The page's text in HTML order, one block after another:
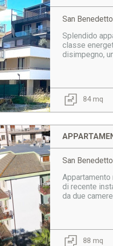
San
Splendido
classe
disimpegno,
84 mq
San
di recente
da due
88 mq